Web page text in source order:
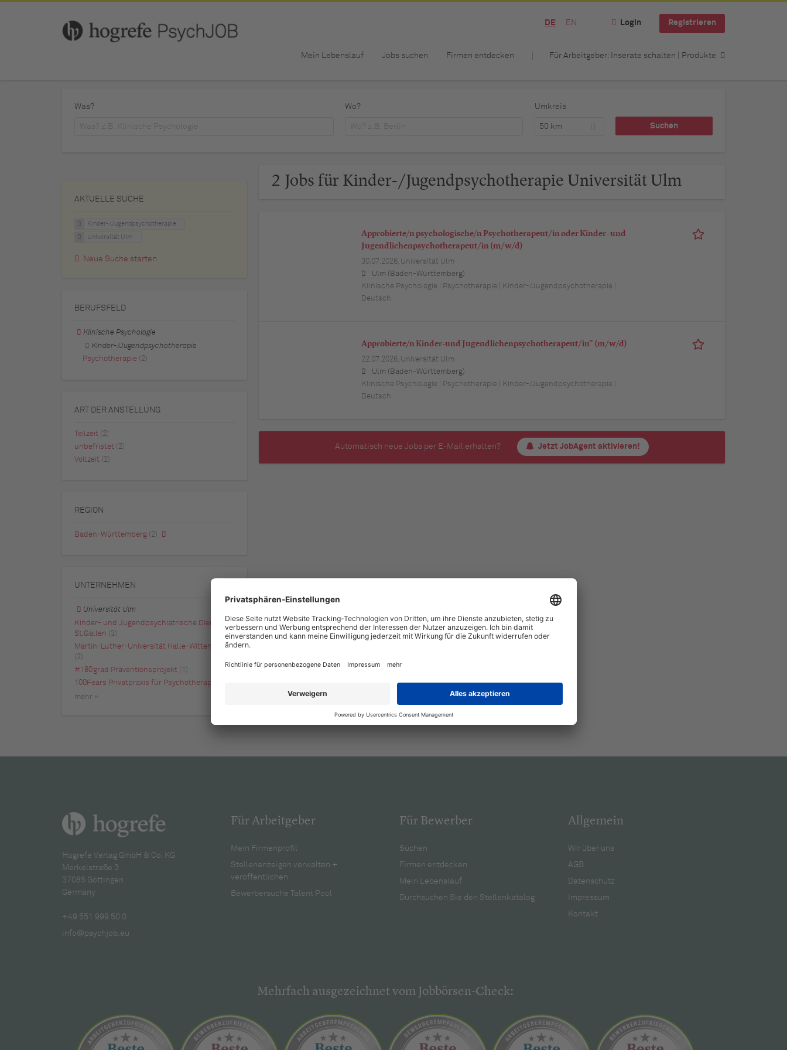
DE EN Login Registrieren
Mein Lebenslauf Jobs suchen Firmen entdecken Für Arbeitgeber: Inserate schalten | Produkte
Was? Wo? Umkreis
50 km
2 Jobs für Kinder-/Jugendpsychotherapie Universität Ulm
Approbierte/n psychologische/n Psychotherapeut/in oder Kinder- und
Jugendlichenpsychotherapeut/in (m/w/d)
30.07.2026, Universität Ulm
Ulm (Baden-Württemberg)
Klinische Psychologie | Psychotherapie | Kinder-/Jugendpsychotherapie |
Deutsch
Approbierte/n Kinder-und Jugendlichenpsychotherapeut/in" (m/w/d)
22.07.2026, Universität Ulm
Ulm (Baden-Württemberg)
Klinische Psychologie | Psychotherapie | Kinder-/Jugendpsychotherapie |
Deutsch
Automatisch neue Jobs per E-Mail erhalten? Jetzt JobAgent aktivieren!
AKTUELLE SUCHE
Kinder-/Jugendpsychotherapie
Universität Ulm
Neue Suche starten
BERUFSFELD
Klinische Psychologie
Kinder-/Jugendpsychotherapie
Psychotherapie
(2)
ART DER ANSTELLUNG
Teilzeit (2)
unbefristet (2)
Vollzeit (2)
REGION
Baden-Württemberg (2)
UNTERNEHMEN
Universität Ulm
Kinder- und Jugendpsychiatrische Dienste
St.Gallen (3)
Martin-Luther-Universität Halle-Wittenberg
(2)
#180grad Präventionsprojekt (1)
100Fears Privatpraxis für Psychotherapie
mehr »
Hogrefe Verlag GmbH & Co. KG
Merkelstraße 3
37085 Göttingen
Germany
+49 551 999 50 0
info@psychjob.eu
Für Arbeitgeber
Mein Firmenprofil
Stellenanzeigen verwalten +
veröffentlichen
Bewerbersuche Talent Pool
Für Bewerber
Suchen
Firmen entdecken
Mein Lebenslauf
Durchsuchen Sie den Stellenkatalog
Allgemein
Wir über uns
AGB
Datenschutz
Impressum
Kontakt
Mehrfach ausgezeichnet vom Jobbörsen-Check: